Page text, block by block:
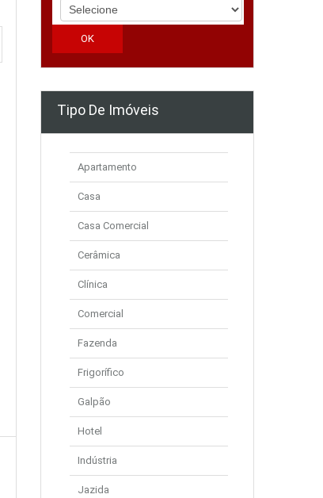
Tipo De Imóveis
Apartamento
Casa
Casa Comercial
Cerâmica
Clínica
Comercial
Fazenda
Frigorífico
Galpão
Hotel
Indústria
Jazida